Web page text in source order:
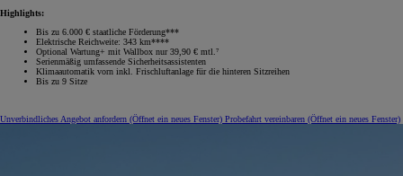
Highlights:
Bis zu 6.000 € staatliche Förderung***
Elektrische Reichweite: 343 km****
Optional Wartung+ mit Wallbox nur 39,90 € mtl.⁷
Serienmäßig umfassende Sicherheitsassistenten
Klimaautomatik vorn inkl. Frischluftanlage für die hinteren Sitzreihen
Bis zu 9 Sitze
Unverbindliches Angebot anfordern (Öffnet ein neues Fenster) Probefahrt vereinbaren (Öffnet ein neues Fenster)